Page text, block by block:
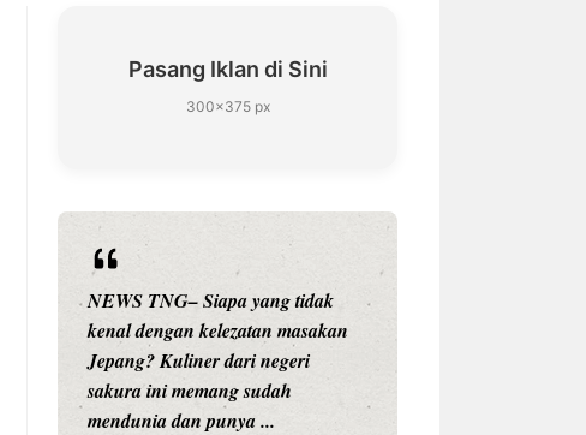
Pasang Iklan di Sini
300×375 px
NEWS TNG– Siapa yang tidak
kenal dengan kelezatan masakan
Jepang? Kuliner dari negeri
sakura ini memang sudah
mendunia dan punya ...